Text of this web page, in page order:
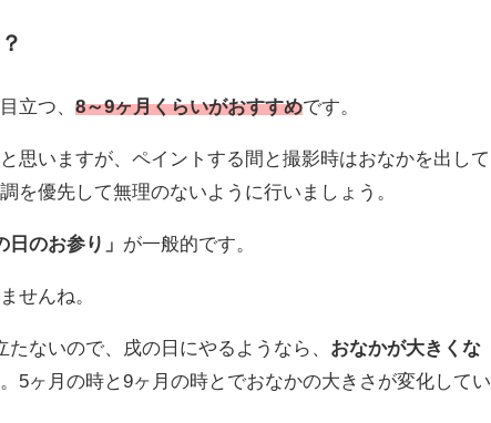
立つ、 8～9ヶ月くらいがおすすめです。
思いますが、ペイントする間と撮影時はおなかを出して
を優先して無理のないように行いましょう。
のお参り」 が一般的です。
せんね。
ないので、戌の日にやるようなら、
おなかが大きくな
5ヶ月の時と9ヶ月の時とでおなかの大きさが変化してい